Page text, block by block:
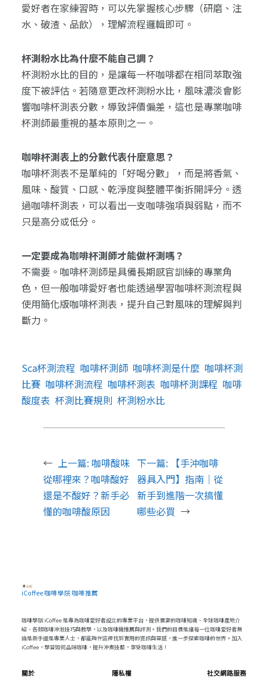
愛好者在家練習時，可以先掌握核心步驟（研磨、注
水、破渣、品飲），理解流程邏輯即可。
杯測粉水比為什麼不能自己調？
杯測粉水比的目的，是讓每一杯咖啡都在相同萃取強
度下被評估。若隨意更改杯測粉水比，風味濃淡會影
響咖啡杯測表分數，導致評價偏差，這也是專業咖啡
杯測師最重視的基本原則之一。
咖啡杯測表上的分數代表什麼意思？
咖啡杯測表不是單純的「好喝分數」，而是將香氣、
風味、酸質、口感、乾淨度與整體平衡拆開評分。透
過咖啡杯測表，可以看出一支咖啡強項與弱點，而不
只是高分或低分。
一定要成為咖啡杯測師才能做杯測嗎？
不需要。咖啡杯測師是具備長期感官訓練的專業角
色，但一般咖啡愛好者也能透過學習咖啡杯測流程與
使用簡化版咖啡杯測表，提升自己對風味的理解與判
斷力。
Sca杯測流程 咖啡杯測師 咖啡杯測是什麼 咖啡杯測
比賽 咖啡杯測流程 咖啡杯測表 咖啡杯測課程 咖啡
酸度表 杯測比賽規則 杯測粉水比
← 上一篇: 咖啡酸味
從哪裡來？咖啡酸好
還是不酸好？新手必
懂的咖啡酸原因
下一篇:
【手沖咖啡
器具入門】指南｜從
新手到進階一次搞懂
哪些必買 →
iCoffee 咖啡學院 咖啡推薦
咖啡學院 iCoffee 是專為咖啡愛好者設立的專業平台，提供豐富的咖啡知識、全球咖啡產地介
紹、各類咖啡沖泡技巧與教學，以及咖啡機推薦與評測。我們的目標是讓每一位咖啡愛好者無
論是新手還是專業人士，都能夠在這裡找到實用的資訊與靈感，進一步探索咖啡的世界。加入
iCoffee，學習如何品味咖啡，提升沖煮技藝，享受咖啡生活！
關於 隱私權 社交網路服務